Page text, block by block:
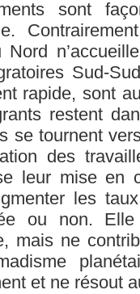
sont
Sud-
rapide, sont
restent
se tournent
des
leur mise en
les
ou non.
mais ne
et ne résout